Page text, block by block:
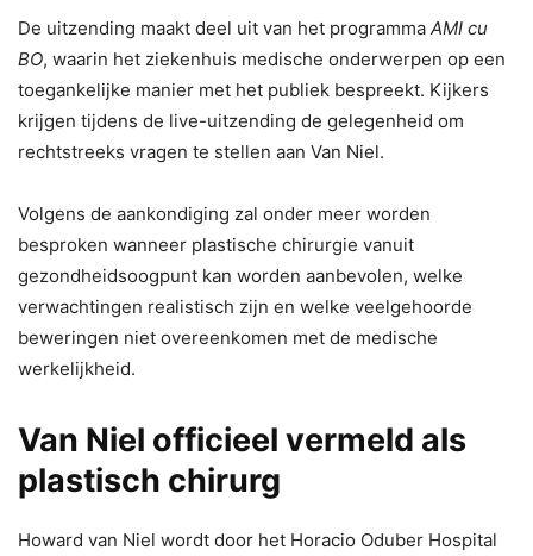
De uitzending maakt deel uit van het programma AMI cu
BO, waarin het ziekenhuis medische onderwerpen op een
toegankelijke manier met het publiek bespreekt. Kijkers
krijgen tijdens de live-uitzending de gelegenheid om
rechtstreeks vragen te stellen aan Van Niel.
Volgens de aankondiging zal onder meer worden
besproken wanneer plastische chirurgie vanuit
gezondheidsoogpunt kan worden aanbevolen, welke
verwachtingen realistisch zijn en welke veelgehoorde
beweringen niet overeenkomen met de medische
werkelijkheid.
Van Niel officieel vermeld als
plastisch chirurg
Howard van Niel wordt door het Horacio Oduber Hospital